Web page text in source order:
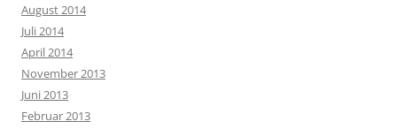
August 2014
Juli 2014
April 2014
November 2013
Juni 2013
Februar 2013